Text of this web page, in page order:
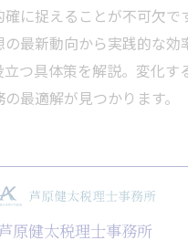
に捉えることが不可欠で
最新動向から実践的な効
立つ具体策を解説。変化す
最適解が見つかります。
原健太税理士事務所